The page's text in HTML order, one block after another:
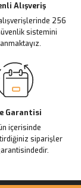
Alışveriş
256
sistemini
Garantisi
içerisinde
siparişler